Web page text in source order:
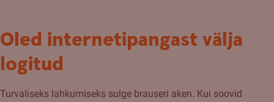
Oled internetipangast välja
logitud
Turvaliseks lahkumiseks sulge brauseri aken. Kui soovid